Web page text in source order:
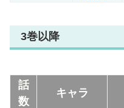
3巻以降
話
数
キャラ